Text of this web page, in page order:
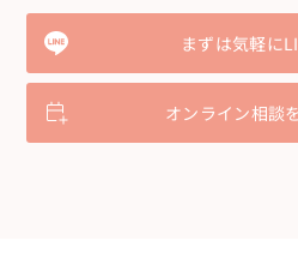
まずは気軽に
オンライン相談